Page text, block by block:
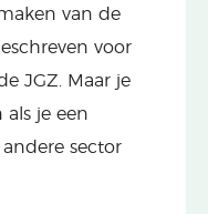
van de
voor
JGZ. Maar je
je een
sector